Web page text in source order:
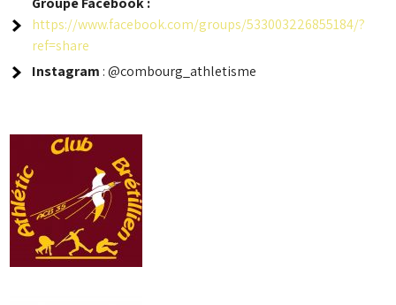
https://www.facebook.com/groups/533003226855184/?
ref=share
Instagram : @combourg_athletisme